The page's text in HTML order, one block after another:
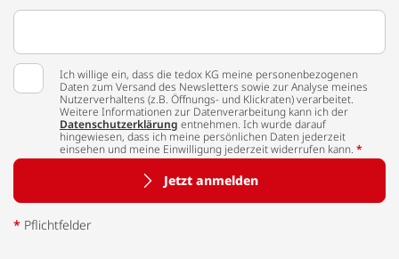
Ich willige ein, dass die tedox KG meine personenbezogenen
Daten zum Versand des Newsletters sowie zur Analyse meines
Nutzerverhaltens (z.B. Öffnungs- und Klickraten) verarbeitet.
Weitere Informationen zur Datenverarbeitung kann ich der
Datenschutzerklärung entnehmen. Ich wurde darauf
hingewiesen, dass ich meine persönlichen Daten jederzeit
einsehen und meine Einwilligung jederzeit widerrufen kann. *
Jetzt anmelden
* Pflichtfelder